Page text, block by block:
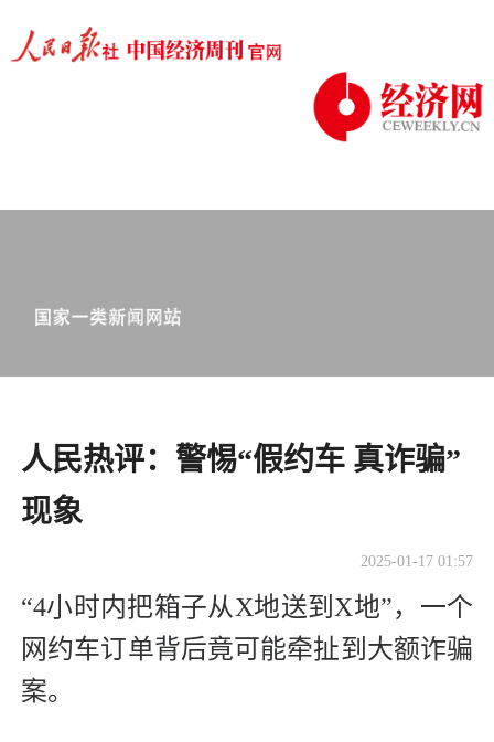
人民热评：警惕“假约车 真诈骗”
现象
2025-01-17 01:57
“4小时内把箱子从X地送到X地”，一个
网约车订单背后竟可能牵扯到大额诈骗
案。